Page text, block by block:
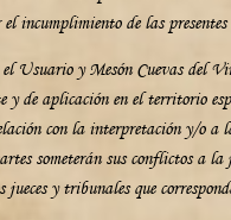
incumplimiento de las presentes
Usuario y Mesón Cuevas del
y de aplicación en el territorio
con la interpretación y/o a
someterán sus conflictos a
jueces y tribunales que